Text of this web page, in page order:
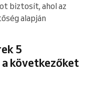
biztosít, ahol az
alapján
5
következőket